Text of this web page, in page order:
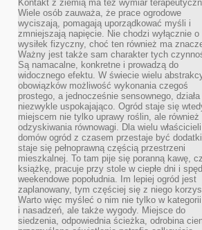
Kontakt z ziemią ma też wymiar
Wiele osób zauważa, że prace ogrodowe
wyciszają, pomagają uporządkować myśli i
zmniejszają napięcie. Nie chodzi wyłącznie o
wysiłek fizyczny, choć ten również ma
Ważny jest także sam charakter tych
Są namacalne, konkretne i prowadzą do
widocznego efektu. W świecie wielu
obowiązków możliwość wykonania czegoś
prostego, a jednocześnie sensownego, działa
niezwykle uspokajająco. Ogród staje się
miejscem nie tylko uprawy roślin, ale również
odzyskiwania równowagi. Dla wielu właścicieli
domów ogród z czasem przestaje być
staje się pełnoprawną częścią przestrzeni
mieszkalnej. To tam pije się poranną kawę,
książkę, pracuje przy stole w ciepłe dni i
weekendowe popołudnia. Im lepiej ogród jest
zaplanowany, tym częściej się z niego
Warto więc myśleć o nim nie tylko w
i nasadzeń, ale także wygody. Miejsce do
siedzenia, odpowiednia ścieżka, odrobina